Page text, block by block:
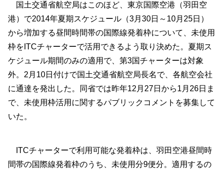
国土交通省航空局はこのほど、東京国際空港（羽田空
港）で2014年夏期スケジュール（3月30日～10月25日）
から増加する昼間時間帯の国際線発着枠について、未使用
枠をITCチャーターで活用できるよう取り決めた。夏期ス
ケジュール期間のみの適用で、第3国チャーターは対象
外。2月10日付けで国土交通省航空局長名で、各航空会社
に通達を発出した。同省では昨年12月27日から1月26日ま
で、未使用枠活用に関するパブリックコメントを募集して
いた。
ITCチャーターで利用可能な発着枠は、羽田空港昼間時
間帯の国際線発着枠のうち、未使用分9便分。適用するの